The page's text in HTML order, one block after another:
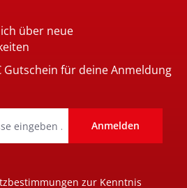
über neue
Gutschein für deine Anmeldung
Anmelden
zur Kenntnis